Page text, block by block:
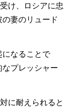
け、ロシアに忠
妻のリュード
になることで
プレッシャー
に耐えられると